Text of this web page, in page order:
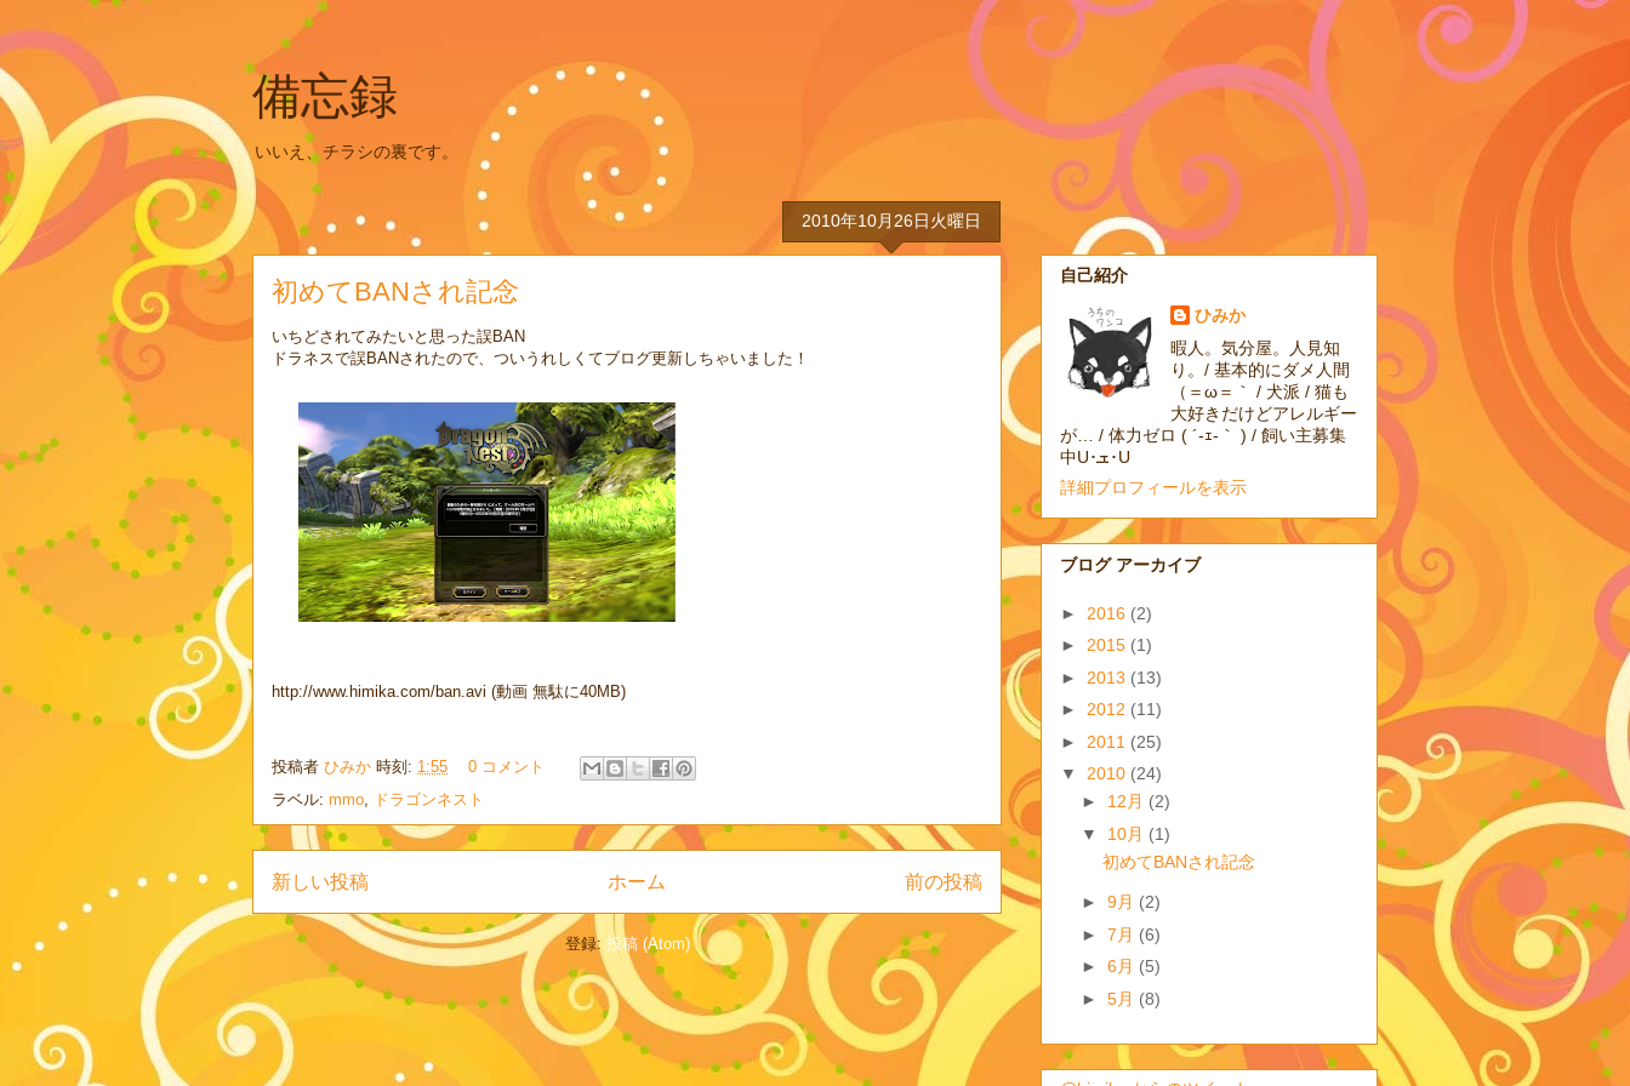
備忘録
いいえ、チラシの裏です。
2010年10月26日火曜日
初めてBANされ記念
いちどされてみたいと思った誤BAN
ドラネスで誤BANされたので、ついうれしくてブログ更新しちゃいました！
http://www.himika.com/ban.avi (動画 無駄に40MB)
投稿者 ひみか 時刻: 1:55
0 コメント
ラベル: mmo, ドラゴンネスト
新しい投稿 前の投稿
ホーム
登録: 投稿 (Atom)
自己紹介
ひみか
暇人。気分屋。人見知
り。/ 基本的にダメ人間
（＝ω＝｀ / 犬派 / 猫も
大好きだけどアレルギー
が… / 体力ゼロ ( ´-ｪ-｀ ) / 飼い主募集
中U･ܫ･U
詳細プロフィールを表示
ブログ アーカイブ
► 2016 (2)
► 2015 (1)
► 2013 (13)
► 2012 (11)
► 2011 (25)
▼ 2010 (24)
► 12月 (2)
▼ 10月 (1)
初めてBANされ記念
► 9月 (2)
► 7月 (6)
► 6月 (5)
► 5月 (8)